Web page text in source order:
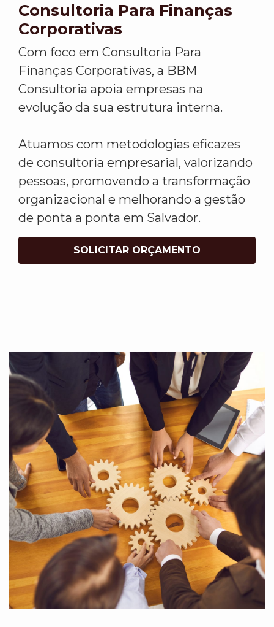
Consultoria Para Finanças
Corporativas
Com foco em Consultoria Para
Finanças Corporativas, a BBM
Consultoria apoia empresas na
evolução da sua estrutura interna.
Atuamos com metodologias eficazes
de consultoria empresarial, valorizando
pessoas, promovendo a transformação
organizacional e melhorando a gestão
de ponta a ponta em Salvador.
SOLICITAR ORÇAMENTO